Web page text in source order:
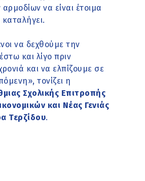
να είναι έτοιμα
να δεχθούμε την
και λίγο πριν
και να ελπίζουμε σε
τονίζει η
Σχολικής Επιτροπής
και Νέας Γενιάς
Τερζίδου.